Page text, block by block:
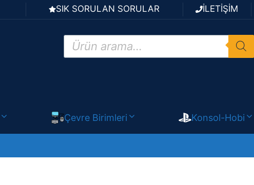
SIK SORULAN SORULAR İLETİŞİM
Products
search
Çevre Birimleri Konsol-Hobi